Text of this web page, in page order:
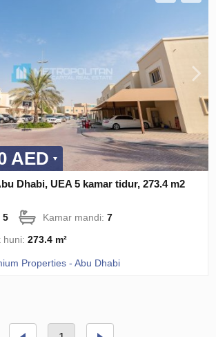
AED
Dhabi, UEA 5 kamar tidur, 273.4 m2
5 Kamar mandi:7
huni:273.4 m²
Properties - Abu Dhabi